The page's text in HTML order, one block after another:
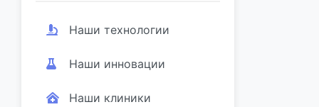
Наши технологии
Наши инновации
Наши клиники